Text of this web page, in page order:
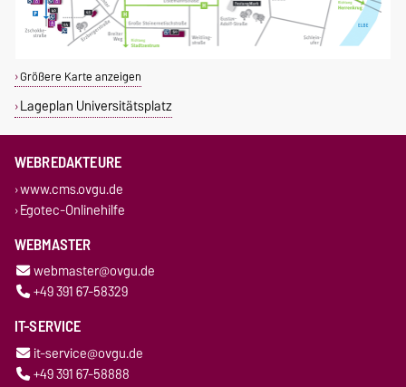
Größere Karte anzeigen
Lageplan Universitätsplatz
WEBREDAKTEURE
www.cms.ovgu.de
Egotec-Onlinehilfe
WEBMASTER
webmaster@ovgu.de
+49 391 67-58329
IT-SERVICE
it-service@ovgu.de
+49 391 67-58888